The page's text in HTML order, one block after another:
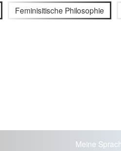
Feminisitische Philosophie
Meine